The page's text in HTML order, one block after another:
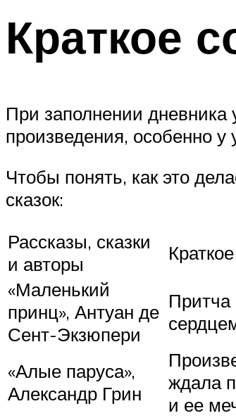
Краткое
При заполнении дневника
произведения, особенно у
Чтобы понять, как это
сказок:
Рассказы, сказки
и авторы
«Маленький
принц», Антуан де
Сент-Экзюпери
Притча
«Алые паруса»,
Александр Грин
ждала
и ее